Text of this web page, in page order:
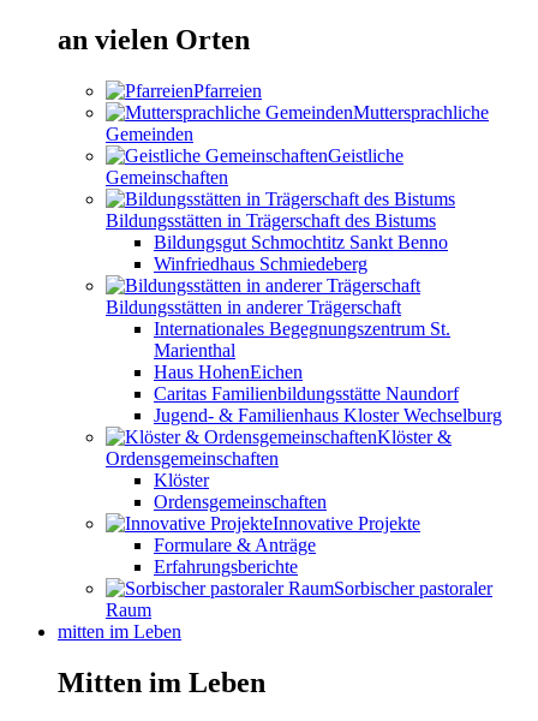
an vielen Orten
Pfarreien
Muttersprachliche
Gemeinden
Geistliche
Gemeinschaften
Bildungsstätten in Trägerschaft des Bistums
Bildungsgut Schmochtitz Sankt Benno
Winfriedhaus Schmiedeberg
Bildungsstätten in anderer Trägerschaft
Internationales Begegnungszentrum St.
Marienthal
Haus HohenEichen
Caritas Familienbildungsstätte Naundorf
Jugend- & Familienhaus Kloster Wechselburg
Klöster &
Ordensgemeinschaften
Klöster
Ordensgemeinschaften
Innovative Projekte
Formulare & Anträge
Erfahrungsberichte
Sorbischer pastoraler
Raum
mitten im Leben
Mitten im Leben